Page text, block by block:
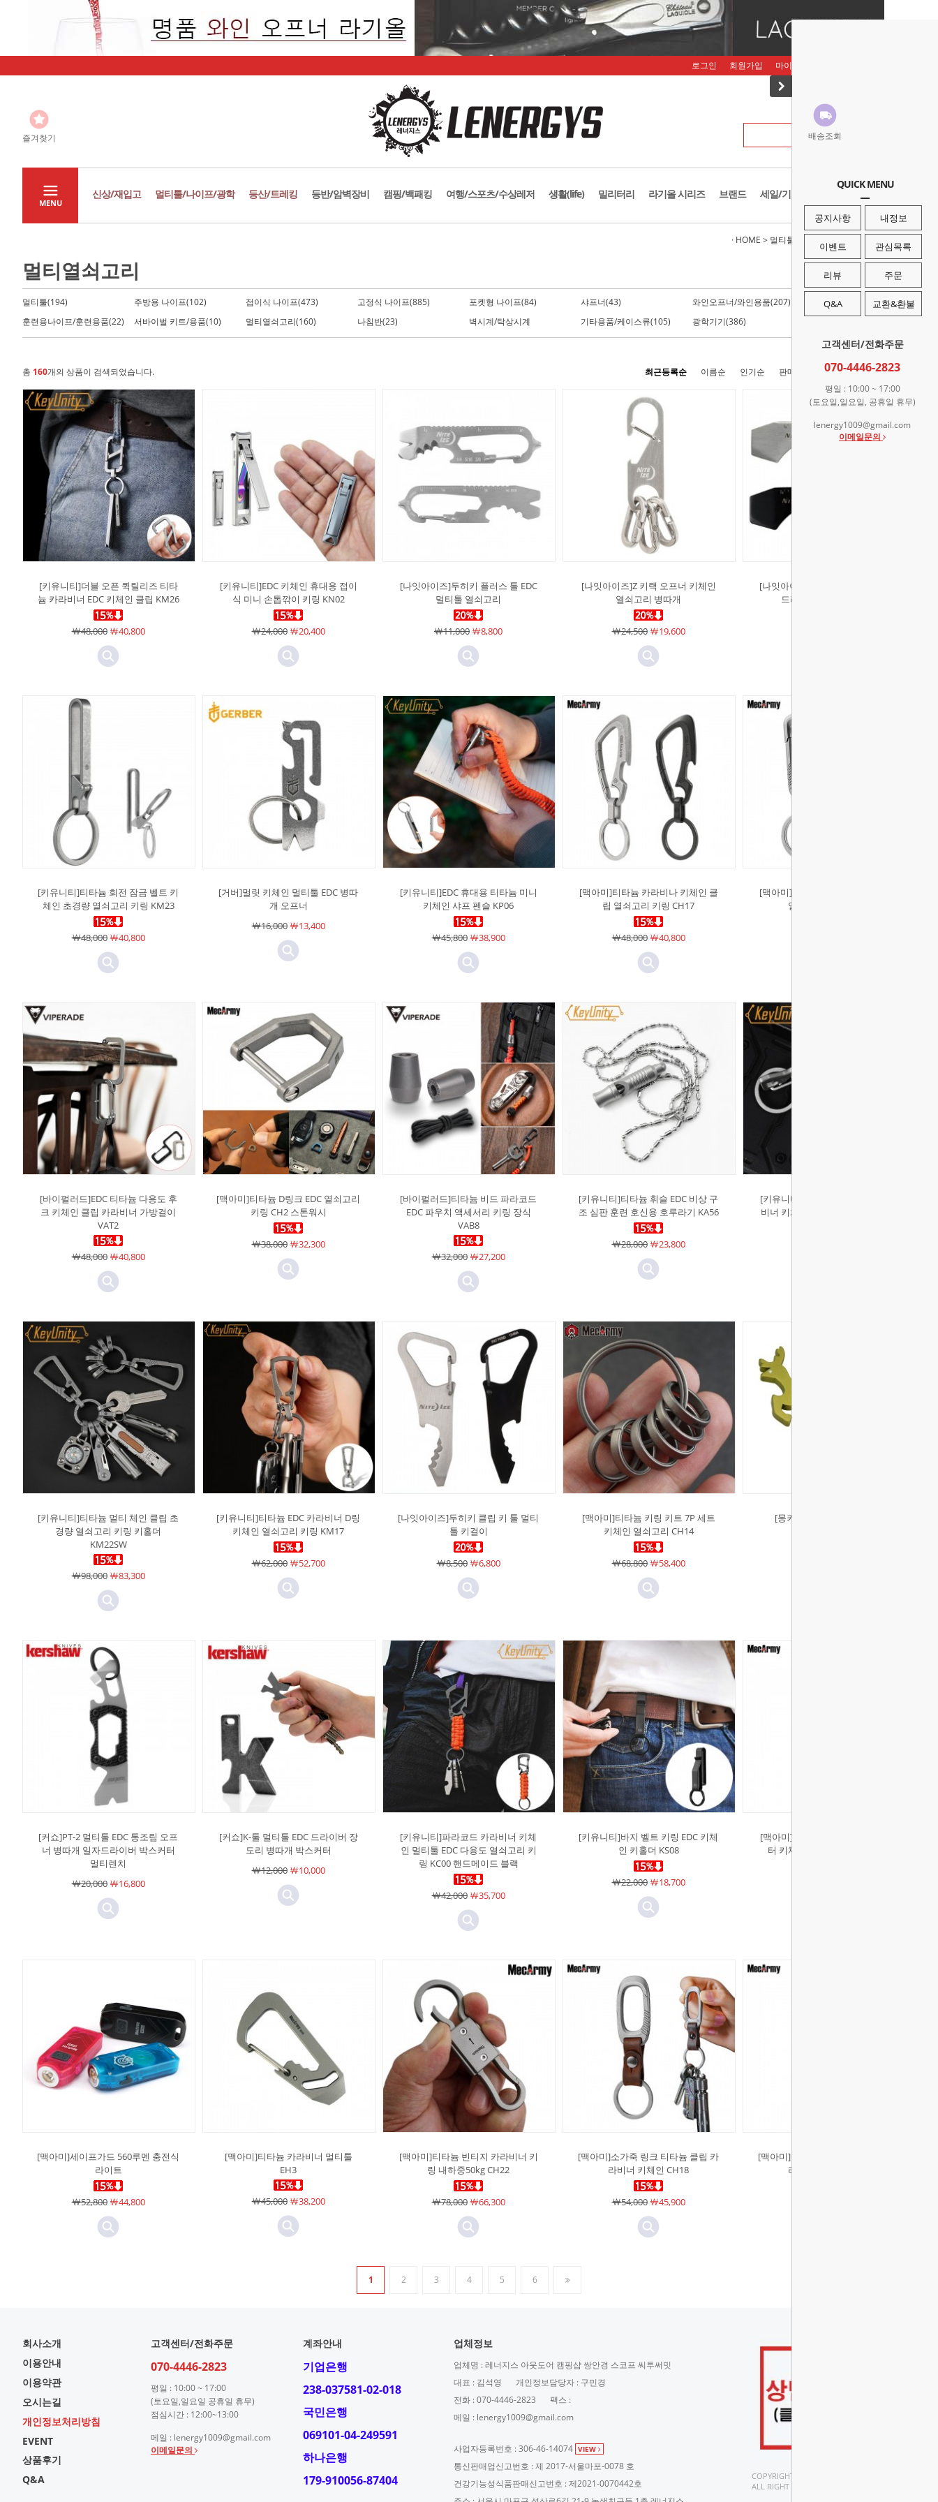
배송조회
QUICK MENU
공지사항 내정보
이벤트 관심목록
리뷰 주문
Q&A 교환&환불
고객센터/전화주문
070-4446-2823
평일 : 10:00 ~ 17:00
(토요일,일요일, 공휴일 휴무)
lenergy1009@gmail.com
이메일문의
로그인 회원가입 마이페이지
즐겨찾기
MENU
신상/재입고 멀티툴/나이프/광학 등산/트레킹 등반/암벽장비 캠핑/백패킹 여행/스포츠/수상레저 생활(life) 밀리터리 라기올 시리즈 브랜드 세일/기획존
· HOME > 멀티툴/나이프/광학
멀티열쇠고리
멀티툴(194) 주방용 나이프(102) 접이식 나이프(473) 고정식 나이프(885) 포켓형 나이프(84) 샤프너(43) 와인오프너/와인용품(207)
톱/도끼/삽(93)
훈련용나이프/훈련용품(22)
서바이벌 키트/용품(10) 멀티열쇠고리(160) 나침반(23) 벽시계/탁상시계 기타용품/케이스류(105) 광학기기(386)
총 160개의 상품이 검색되었습니다. 최근등록순 이름순 인기순 판매순 높은가격순 낮은가격순
[키유니티]더블 오픈 퀵릴리즈 티타
늄 카라비너 EDC 키체인 클립 KM26
￦48,000￦40,800
[키유니티]EDC 키체인 휴대용 접이
식 미니 손톱깎이 키링 KN02
￦24,000￦20,400
[나잇아이즈]두히키 플러스 툴 EDC
멀티툴 열쇠고리
￦11,000￦8,800
[나잇아이즈]Z 키랙 오프너 키체인
열쇠고리 병따개
￦24,500￦19,600
[나잇아이즈]두히키 멀티 툴 오프너
드라이버 다용도 멀티툴
[키유니티]티타늄 회전 잠금 벨트 키
체인 초경량 열쇠고리 키링 KM23
￦48,000￦40,800
[거버]멀릿 키체인 멀티툴 EDC 병따
개 오프너
￦16,000￦13,400
[키유니티]EDC 휴대용 티타늄 미니
키체인 샤프 펜슬 KP06
￦45,800￦38,900
[맥아미]티타늄 카라비나 키체인 클
립 열쇠고리 키링 CH17
￦48,000￦40,800
[맥아미]티타늄 키체인 클립 키홀더
열쇠고리 키링 CH16
[바이펄러드]EDC 티타늄 다용도 후
크 키체인 클립 카라비너 가방걸이
VAT2
￦48,000￦40,800
[맥아미]티타늄 D링크 EDC 열쇠고리
키링 CH2 스톤워시
￦38,000￦32,300
[바이펄러드]티타늄 비드 파라코드
EDC 파우치 액세서리 키링 장식
VAB8
￦32,000￦27,200
[키유니티]티타늄 휘슬 EDC 비상 구
조 심판 훈련 호신용 호루라기 KA56
￦28,000￦23,800
[키유니티]EDC 티타늄 멀티툴 카라
비너 키체인 열쇠고리 병따개 키링
[키유니티]티타늄 멀티 체인 클립 초
경량 열쇠고리 키링 키홀더
KM22SW
￦98,000￦83,300
[키유니티]티타늄 EDC 카라비너 D링
키체인 열쇠고리 키링 KM17
￦62,000￦52,700
[나잇아이즈]두히키 클립 키 툴 멀티
툴 키걸이
￦8,500￦6,800
[맥아미]티타늄 키링 키트 7P 세트
키체인 열쇠고리 CH14
￦68,800￦58,400
[몽키스]사슴 오프너 (3463)
[커쇼]PT-2 멀티툴 EDC 통조림 오프
너 병따개 일자드라이버 박스커터
멀티렌치
￦20,000￦16,800
[커쇼]K-툴 멀티툴 EDC 드라이버 장
도리 병따개 박스커터
￦12,000￦10,000
[키유니티]파라코드 카라비너 키체
인 멀티툴 EDC 다용도 열쇠고리 키
링 KC00 핸드메이드 블랙
￦42,000￦35,700
[키유니티]바지 벨트 키링 EDC 키체
인 키홀더 KS08
￦22,000￦18,700
[맥아미]2XD링크 티타늄 회전 커넥
터 키체인 열쇠고리 키링 CH28
[맥아미]세이프가드 560루멘 충전식
라이트
￦52,800￦44,800
[맥아미]티타늄 카라비너 멀티툴
EH3
￦45,000￦38,200
[맥아미]티타늄 빈티지 카라비너 키
링 내하중50kg CH22
￦78,000￦66,300
[맥아미]소가죽 링크 티타늄 클립 카
라비너 키체인 CH18
￦54,000￦45,900
[맥아미]소가죽 링크 티타늄 클립 카
라비너 키체인 CH21
1 2 3 4 5 6
회사소개
이용안내
이용약관
오시는길
개인정보처리방침
EVENT
상품후기
Q&A
고객센터/전화주문
070-4446-2823
평일 : 10:00 ~ 17:00
(토요일,일요일 공휴일 휴무)
점심시간 : 12:00~13:00
메일 : lenergy1009@gmail.com
이메일문의
계좌안내
기업은행
238-037581-02-018
국민은행
069101-04-249591
하나은행
179-910056-87404
업체정보
업체명 : 레너지스 아웃도어 캠핑샵 쌍안경 스코프 씨투써밋
대표 : 김석영
개인정보담당자 : 구민경
전화 : 070-4446-2823
팩스 :
메일 : lenergy1009@gmail.com
사업자등록번호 : 306-46-14074 VIEW
통신판매업신고번호 : 제 2017-서울마포-0078 호
건강기능성식품판매신고번호 : 제2021-0070442호
COPYRIGHT(C).
ALL RIGHT RESERVED.